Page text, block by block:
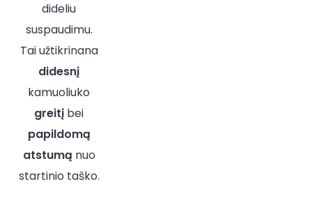
dideliu
suspaudimu.
Tai užtikrinana
didesnį
kamuoliuko
greitį bei
papildomą
atstumą nuo
startinio taško.